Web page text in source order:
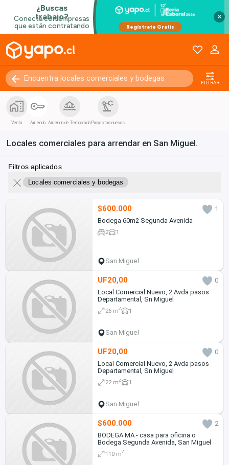
×
FILTRAR
Venta Arriendo Arriendo de Temporada Proyectos nuevos
Locales comerciales para arrendar en San Miguel.
Filtros aplicados
Locales comerciales y bodegas
$600.000
1
Bodega 60m2 Segunda Avenida
2 1
San Miguel
UF20,00
0
Local Comercial Nuevo, 2 Avda pasos
Departamental, Sn Miguel
26 m2 1
San Miguel
UF20,00
0
Local Comercial Nuevo, 2 Avda pasos
Departamental, Sn Miguel
22 m2 1
San Miguel
$600.000
2
BODEGA MA - casa para oficina o
Bodega Segunda Avenida, San Miguel
110 m2